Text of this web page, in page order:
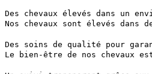
Des chevaux élevés dans un
Nos chevaux sont élevés
Des soins de qualité pour
Le bien-être de nos chevaux